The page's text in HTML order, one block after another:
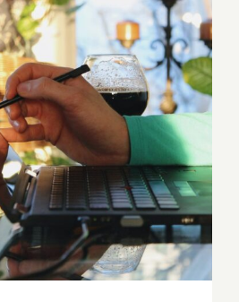
trovarla (e conoscerla)